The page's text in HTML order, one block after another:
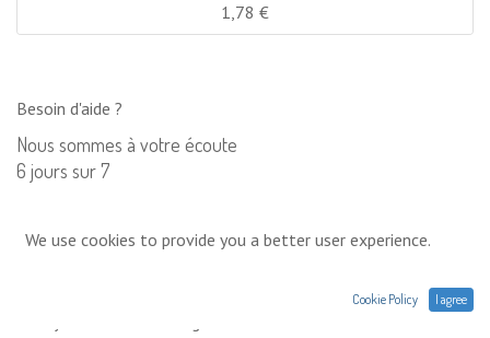
1,78 €
Besoin d'aide ?
Nous sommes à votre écoute
6 jours sur 7
0033 (0)1 75 86 44 62
We use cookies to provide you a better user experience.
Cookie Policy I agree